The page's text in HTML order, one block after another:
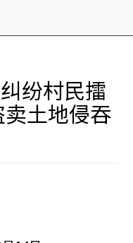
纷村民擂
土地侵吞